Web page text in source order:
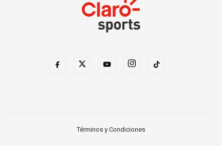
Términos y Condiciones